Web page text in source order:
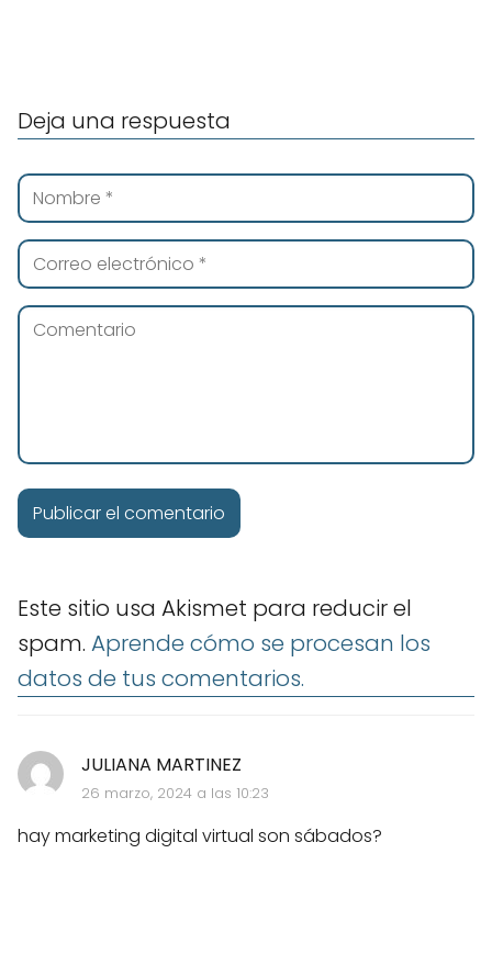
JULIANA MARTINEZ
26 marzo, 2024 a las 10:23
hay marketing digital virtual son sábados?
Deja una respuesta
Este sitio usa Akismet para reducir el
spam. Aprende cómo se procesan los
datos de tus comentarios.